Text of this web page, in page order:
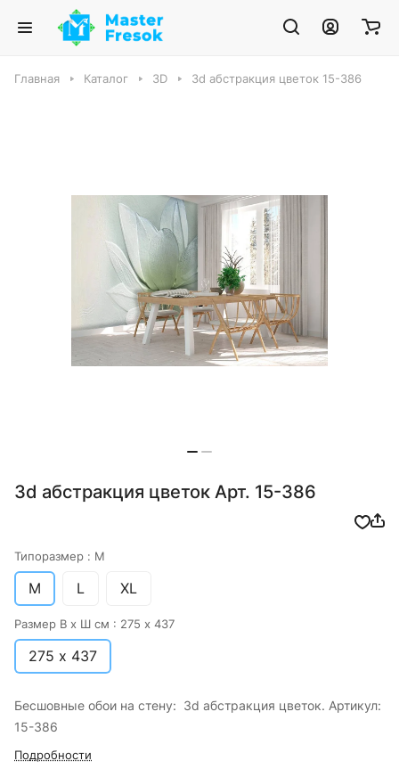
Главная Каталог 3D 3d абстракция цветок 15-386
3d абстракция цветок Арт. 15-386
Типоразмер : M
M L XL
Размер В х Ш см : 275 х 437
275 х 437
Бесшовные обои на стену: 3d абстракция цветок. Артикул:
15-386
Подробности